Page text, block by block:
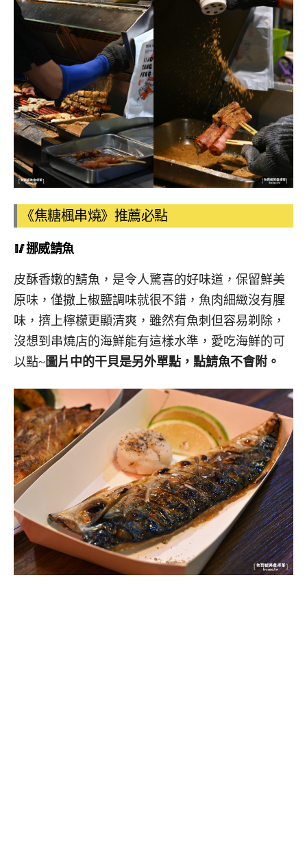
《焦糖楓串燒》推薦必點
🥢挪威鯖魚
皮酥香嫩的鯖魚，是令人驚喜的好味道，保留鮮美
原味，僅撒上椒鹽調味就很不錯，魚肉細緻沒有腥
味，擠上檸檬更顯清爽，雖然有魚刺但容易剃除，
沒想到串燒店的海鮮能有這樣水準，愛吃海鮮的可
以點~圖片中的干貝是另外單點，點鯖魚不會附。